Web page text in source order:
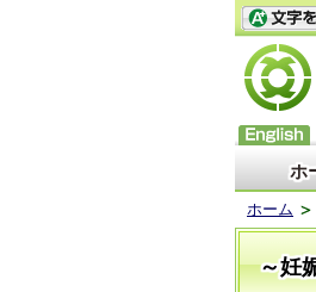
ホ
ホーム
～妊